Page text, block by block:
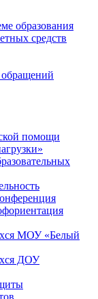
образования
средств
обращений
помощи
МОУ «Белый
ДОУ